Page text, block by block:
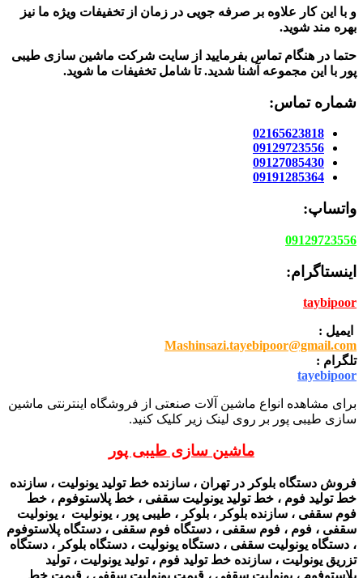
و با این کار علاوه بر صرفه جویی در زمان از تخفیفات ویژه ما نیز
بهره مند شوید.
حتما در هنگام تماس بفرمایید از سایت شرکت ماشین سازی طیبی
پور با این مجموعه آشنا شدید. تا شامل تخفیفات ما شوید.
شماره تماس:
02165623818
09129723556
09127085430
09191285364
واتساپ:
09129723556
اینستاگرام:
taybipoor
ایمیل :
Mashinsazi.tayebipoor@gmail.com
تلگرام :
tayebipoor
برای مشاهده انواع ماشین آلات صنعتی از فروشگاه اینترنتی ماشین
سازی طیبی پور بر روی لینک زیر کلیک کنید.
ماشین سازی طیبی پور
فروش دستگاه بلوکر در تهران ، سازنده خط تولید یونولیت ، سازنده
خط تولید فوم ، خط تولید یونولیت سقفی ، خط پلاستوفوم ، خط
فوم سقفی ، سازنده بلوکر ، بلوکر ، طیبی پور ، یونولیت ، یونولیت
سقفی ، فوم ، فوم سقفی ، دستگاه فوم سقفی ، دستگاه پلاستوفوم
، دستگاه یونولیت سقفی ، دستگاه یونولیت ، دستگاه بلوکر ، دستگاه
تزریق یونولیت ، سازنده خط تولید فوم ، تولید یونولیت ، تولید
پلاستوفوم ، یونولیت سقفی ، قیمت یونولیت سقفی ، قیمت خط